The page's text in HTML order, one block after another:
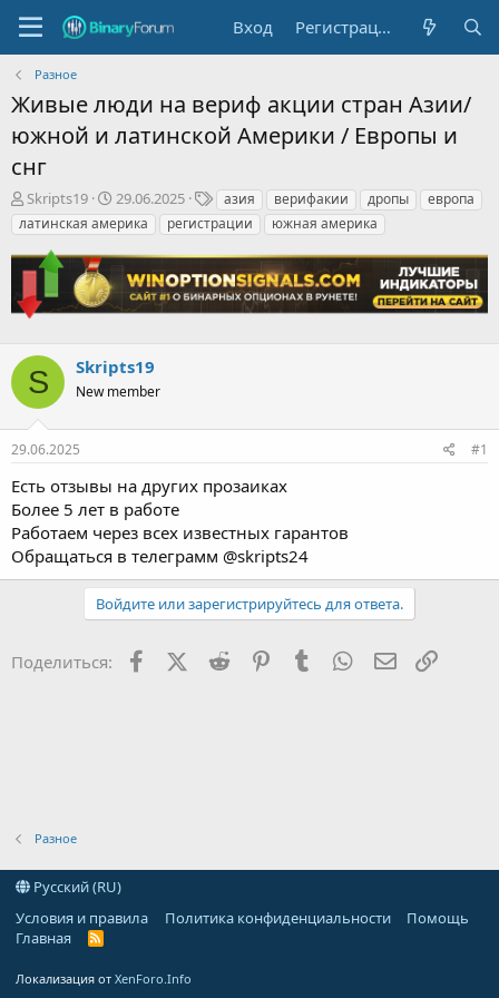
Вход Регистрация
Разное
Живые люди на вериф акции стран Азии/
южной и латинской Америки / Европы и
снг
А
в
т
о
р
т
е
ы
Skripts19
Д
а
т
а
а
ч
л
а
29.06.2025
Т
е
г
и
азия верифакии дропы
европа
латинская америка
регистрации южная америка
S Skripts19
New member
29.06.2025 #1
Есть отзывы на других прозаиках
Более 5 лет в работе
Работаем через всех известных гарантов
Обращаться в телеграмм @skripts24
Войдите или зарегистрируйтесь для ответа.
Поделиться: FacebookX (Twitter)
Reddit PinterestTumblr WhatsApp
Разное
Русский (RU)
Условия и правила
Политика конфиденциальности
Помощь
Главная
R
Локализация от XenForo.Info